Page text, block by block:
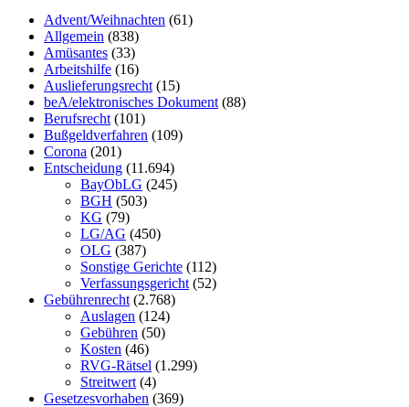
Advent/Weihnachten (61)
Allgemein (838)
Amüsantes (33)
Arbeitshilfe (16)
Auslieferungsrecht (15)
beA/elektronisches Dokument (88)
Berufsrecht (101)
Bußgeldverfahren (109)
Corona (201)
Entscheidung (11.694)
BayObLG (245)
BGH (503)
KG (79)
LG/AG (450)
OLG (387)
Sonstige Gerichte (112)
Verfassungsgericht (52)
Gebührenrecht (2.768)
Auslagen (124)
Gebühren (50)
Kosten (46)
RVG-Rätsel (1.299)
Streitwert (4)
Gesetzesvorhaben (369)